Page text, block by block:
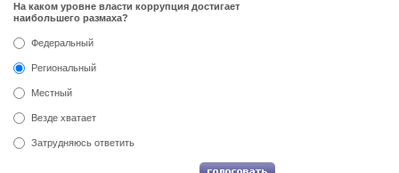
На каком уровне власти коррупция достигает
наибольшего размаха?
Федеральный
Региональный
Местный
Везде хватает
Затрудняюсь ответить